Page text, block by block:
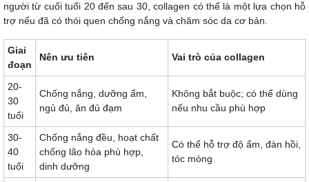
người từ cuối tuổi 20 đến sau 30, collagen có thể là một lựa chọn hỗ
trợ nếu đã có thói quen chống nắng và chăm sóc da cơ bản.
Giai
đoạn
Nên ưu tiên Vai trò của collagen
20-
30
tuổi
Chống nắng, dưỡng ẩm,
ngủ đủ, ăn đủ đạm
Không bắt buộc; có thể dùng
nếu nhu cầu phù hợp
30-
40
tuổi
Chống nắng đều, hoạt chất
chống lão hóa phù hợp,
dinh dưỡng
Có thể hỗ trợ độ ẩm, đàn hồi,
tóc móng